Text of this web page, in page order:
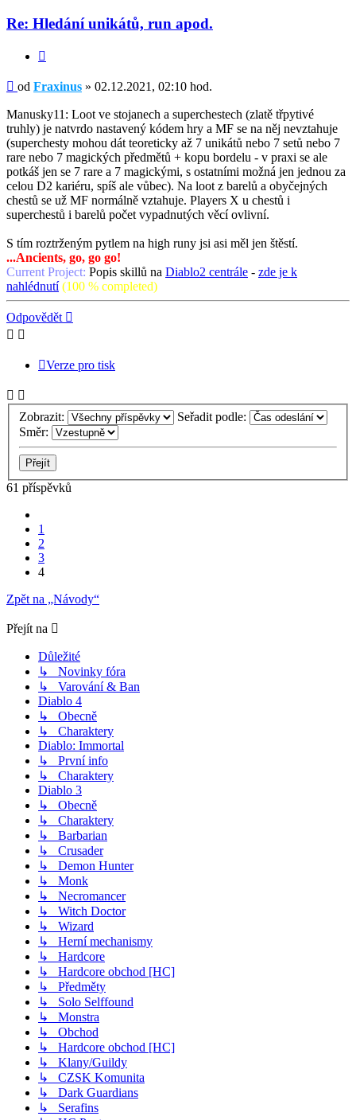
Re: Hledání unikátů, run apod.
Příspěvek
od Fraxinus » 02.12.2021, 02:10 hod.
Manusky11: Loot ve stojanech a superchestech (zlatě třpytivé
truhly) je natvrdo nastavený kódem hry a MF se na něj nevztahuje
(superchesty mohou dát teoreticky až 7 unikátů nebo 7 setů nebo 7
rare nebo 7 magických předmětů + kopu bordelu - v praxi se ale
potkáš jen se 7 rare a 7 magickými, s ostatními možná jen jednou za
celou D2 kariéru, spíš ale vůbec). Na loot z barelů a obyčejných
chestů se už MF normálně vztahuje. Players X u chestů i
superchestů i barelů počet vypadnutých věcí ovlivní.
S tím roztrženým pytlem na high runy jsi asi měl jen štěstí.
...Ancients, go, go go!
Current Project: Popis skillů na Diablo2 centrále - zde je k
nahlédnutí (100 % completed)
Nahoru
Odpovědět
Verze pro tisk
Zobrazit:
Seřadit podle:
Směr:
61 příspěvků
1
2
3
4
Zpět na „Návody“
Přejít na
Důležité
↳ Novinky fóra
↳ Varování & Ban
Diablo 4
↳ Obecně
↳ Charaktery
Diablo: Immortal
↳ První info
↳ Charaktery
Diablo 3
↳ Obecně
↳ Charaktery
↳ Barbarian
↳ Crusader
↳ Demon Hunter
↳ Monk
↳ Necromancer
↳ Witch Doctor
↳ Wizard
↳ Herní mechanismy
↳ Hardcore
↳ Hardcore obchod [HC]
↳ Předměty
↳ Solo Selffound
↳ Monstra
↳ Obchod
↳ Hardcore obchod [HC]
↳ Klany/Guildy
↳ CZSK Komunita
↳ Dark Guardians
↳ Serafins